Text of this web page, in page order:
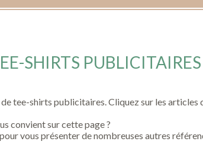
SHIRTS PUBLICITAIRES
tee-shirts publicitaires. Cliquez sur les
convient sur cette page ?
vous présenter de nombreuses autres